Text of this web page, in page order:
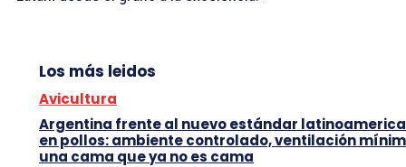
Los más leidos
Avicultura
Argentina frente al nuevo estándar
en pollos: ambiente controlado, ventilación
una cama que ya no es cama